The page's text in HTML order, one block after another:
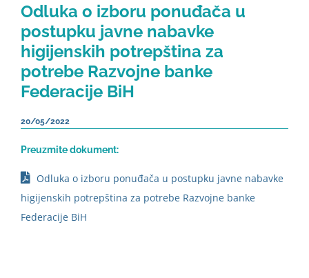
Odluka o izboru ponuđača u
postupku javne nabavke
higijenskih potrepština za
potrebe Razvojne banke
Federacije BiH
20/05/2022
Preuzmite dokument:
Odluka o izboru ponuđača u postupku javne nabavke
higijenskih potrepština za potrebe Razvojne banke
Federacije BiH